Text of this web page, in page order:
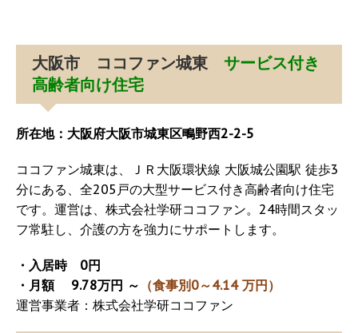
大阪市 ココファン城東 サービス付き
高齢者向け住宅
所在地：大阪府大阪市城東区鴫野西2-2-5
ココファン城東は、ＪＲ大阪環状線 大阪城公園駅 徒歩3
分にある、全205戸の大型サービス付き高齢者向け住宅
です。運営は、株式会社学研ココファン。24時間スタッ
フ常駐し、介護の方を強力にサポートします。
・入居時 0円
・月額 9.78万円 ～ （食事別0～4.14 万円）
運営事業者：株式会社学研ココファン